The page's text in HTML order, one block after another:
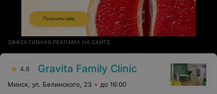
ЭФФЕКТИВНАЯ РЕКЛАМА НА САЙТЕ
4.8 Gravita Family Clinic
Минск, ул. Белинского, 23 до 16:00